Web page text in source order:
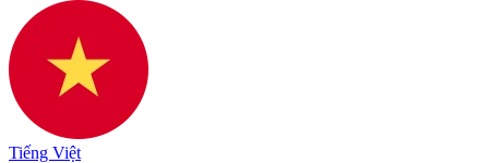
Tiếng Việt